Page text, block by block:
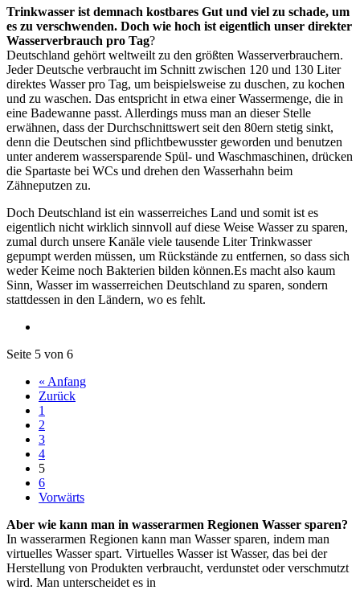
Trinkwasser ist demnach kostbares Gut und viel zu schade, um
es zu verschwenden. Doch wie hoch ist eigentlich unser direkter
Wasserverbrauch pro Tag?
Deutschland gehört weltweilt zu den größten Wasserverbrauchern.
Jeder Deutsche verbraucht im Schnitt zwischen 120 und 130 Liter
direktes Wasser pro Tag, um beispielsweise zu duschen, zu kochen
und zu waschen. Das entspricht in etwa einer Wassermenge, die in
eine Badewanne passt. Allerdings muss man an dieser Stelle
erwähnen, dass der Durchschnittswert seit den 80ern stetig sinkt,
denn die Deutschen sind pflichtbewusster geworden und benutzen
unter anderem wassersparende Spül- und Waschmaschinen, drücken
die Spartaste bei WCs und drehen den Wasserhahn beim
Zähneputzen zu.
Doch Deutschland ist ein wasserreiches Land und somit ist es
eigentlich nicht wirklich sinnvoll auf diese Weise Wasser zu sparen,
zumal durch unsere Kanäle viele tausende Liter Trinkwasser
gepumpt werden müssen, um Rückstände zu entfernen, so dass sich
weder Keime noch Bakterien bilden können.Es macht also kaum
Sinn, Wasser im wasserreichen Deutschland zu sparen, sondern
stattdessen in den Ländern, wo es fehlt.
Seite 5 von 6
« Anfang
Zurück
1
2
3
4
5
6
Vorwärts
Aber wie kann man in wasserarmen Regionen Wasser sparen?
In wasserarmen Regionen kann man Wasser sparen, indem man
virtuelles Wasser spart. Virtuelles Wasser ist Wasser, das bei der
Herstellung von Produkten verbraucht, verdunstet oder verschmutzt
wird. Man unterscheidet es in